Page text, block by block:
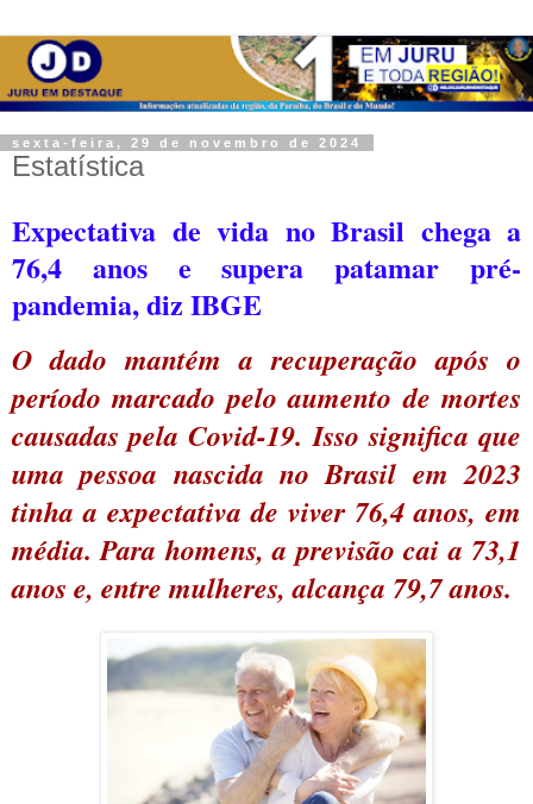
sexta-feira, 29 de novembro de 2024
Estatística
Expectativa de vida no Brasil chega a
76,4 anos e supera patamar pré-
pandemia, diz IBGE
O dado mantém a recuperação após o
período marcado pelo aumento de mortes
causadas pela Covid-19. Isso significa que
uma pessoa nascida no Brasil em 2023
tinha a expectativa de viver 76,4 anos, em
média. Para homens, a previsão cai a 73,1
anos e, entre mulheres, alcança 79,7 anos.